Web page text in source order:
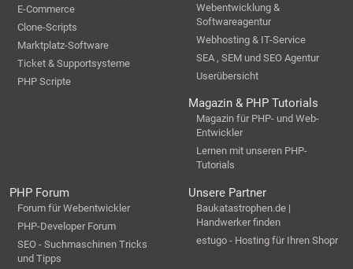
E-Commerce
Clone-Scripts
Marktplatz-Software
Ticket & Supportsysteme
PHP Scripte
Webentwicklung &
Softwareagentur
Webhosting & IT-Service
SEA , SEM und SEO Agentur
Userübersicht
Magazin & PHP Tutorials
Magazin für PHP- und Web-
Entwickler
Lernen mit unseren PHP-
Tutorials
PHP Forum
Forum für Webentwickler
PHP-Developer Forum
SEO - Suchmaschinen Tricks
und Tipps
Unsere Partner
Baukatastrophen.de |
Handwerker finden
estugo - Hosting für Ihren Shopr